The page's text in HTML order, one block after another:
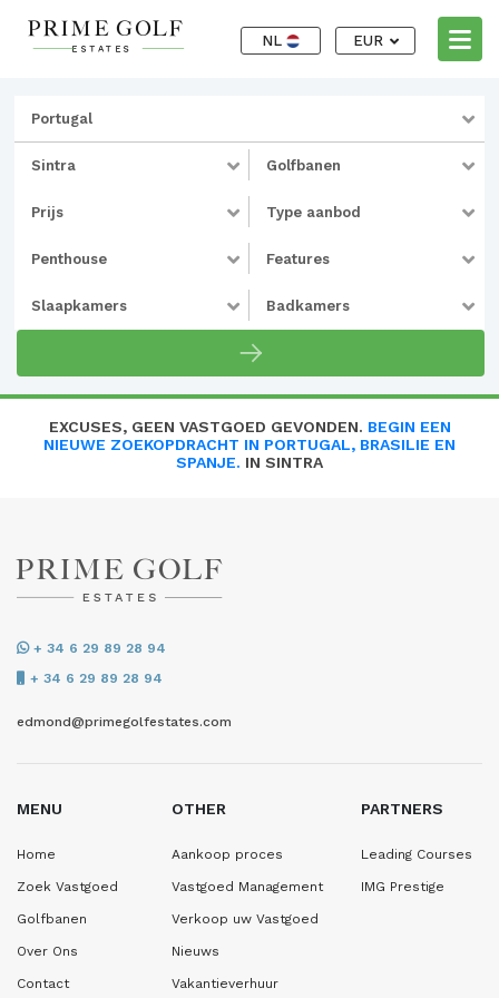
NL EUR
Portugal
Sintra Golfbanen
Prijs Type aanbod
Penthouse Features
Slaapkamers Badkamers
EXCUSES, GEEN VASTGOED GEVONDEN. BEGIN EEN
NIEUWE ZOEKOPDRACHT IN PORTUGAL, BRASILIE EN
SPANJE. IN SINTRA
+ 34 6 29 89 28 94
+ 34 6 29 89 28 94
edmond@primegolfestates.com
MENU
Home
Zoek Vastgoed
Golfbanen
Over Ons
Contact
OTHER
Aankoop proces
Vastgoed Management
Verkoop uw Vastgoed
Nieuws
Vakantieverhuur
PARTNERS
Leading Courses
IMG Prestige